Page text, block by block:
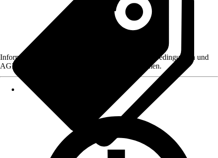
Informationen des Verkäufers, wie z. B. Rückgabebedingungen und
AGB, finden Sie bei Klick auf den Verkäufernamen.